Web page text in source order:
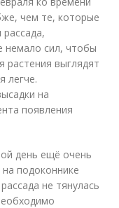
чем те, которые
немало сил, чтобы
растения выглядят
легче.
на
появления
день ещё очень
подоконнике
не тянулась